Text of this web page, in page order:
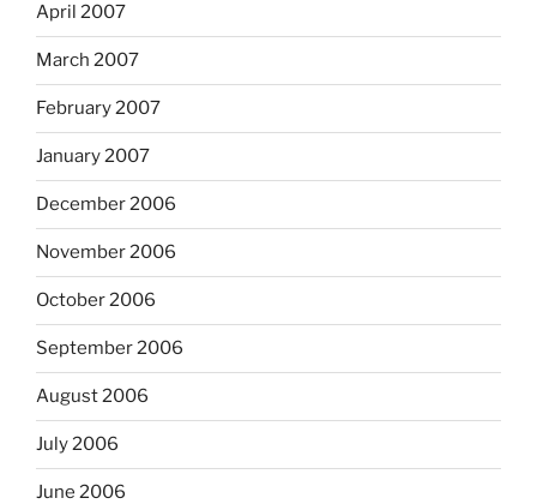
April 2007
March 2007
February 2007
January 2007
December 2006
November 2006
October 2006
September 2006
August 2006
July 2006
June 2006